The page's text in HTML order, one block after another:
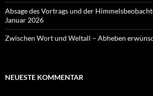
Absage des Vortrags und der
Januar 2026
Zwischen Wort und Weltall – Abheben
NEUESTE KOMMENTAR